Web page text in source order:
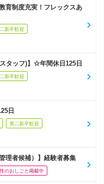
育制度充実！フレックスあ
新卒歓迎
タッフ)】☆年間休日125日
新卒歓迎
日
第二新卒歓迎
理者候補）】経験者募集
のおしごと掲載中